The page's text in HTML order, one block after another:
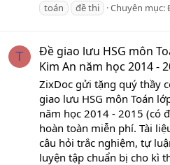
toán
đề thi Chuyên mục:
T
Đề giao lưu HSG môn
Kim An năm học 2014 -
ZixDoc gửi tặng quý thầy
giao lưu HSG môn Toán
năm học 2014 - 2015 (có
hoàn toàn miễn phí. Tài
câu hỏi trắc nghiệm, tự
luyện tập chuẩn bị cho kì